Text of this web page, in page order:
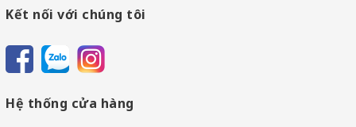
Kết nối với chúng tôi
Hệ thống cửa hàng